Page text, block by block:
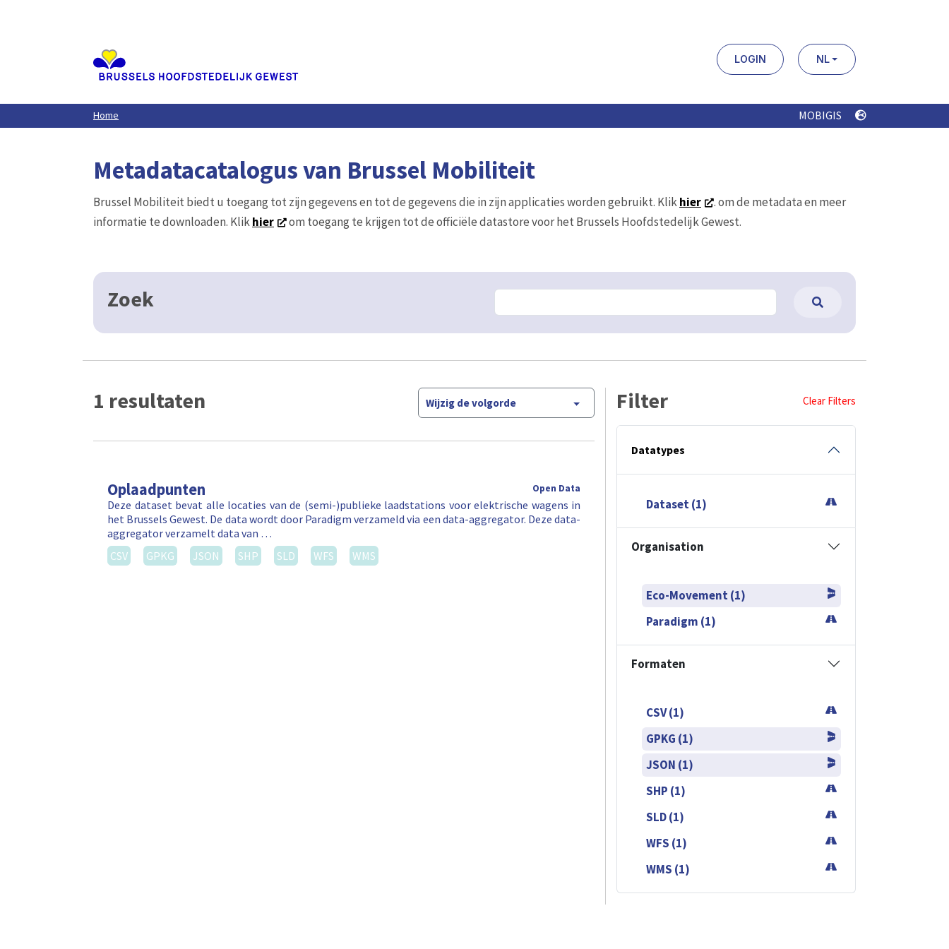
LOGIN NL
Home MOBIGIS
Metadatacatalogus van Brussel Mobiliteit
Brussel Mobiliteit biedt u toegang tot zijn gegevens en tot de gegevens die in zijn applicaties worden gebruikt. Klikhier
. om de metadata en meer
informatie te downloaden. Klikhier om toegang te krijgen tot de officiële datastore voor het Brussels Hoofdstedelijk Gewest.
Zoek
1 resultaten Wijzig de volgorde
Oplaadpunten Open Data
Deze dataset bevat alle locaties van de (semi-)publieke laadstations voor elektrische wagens in
het Brussels Gewest. De data wordt door Paradigm verzameld via een data-aggregator. Deze data-
aggregator verzamelt data van …
CSV
GPKG JSON SHP SLD WFS WMS
Filter Clear Filters
Datatypes
Dataset (1)
Organisation
Eco-Movement (1)
Paradigm (1)
Formaten
CSV (1)
GPKG (1)
JSON (1)
SHP (1)
SLD (1)
WFS (1)
WMS (1)